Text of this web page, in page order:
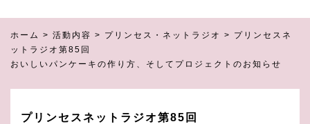
ホーム > 活動内容 > プリンセス・ネットラジオ > プリンセスネ
ットラジオ第85回
おいしいパンケーキの作り方、そしてプロジェクトのお知らせ
プリンセスネットラジオ第85回